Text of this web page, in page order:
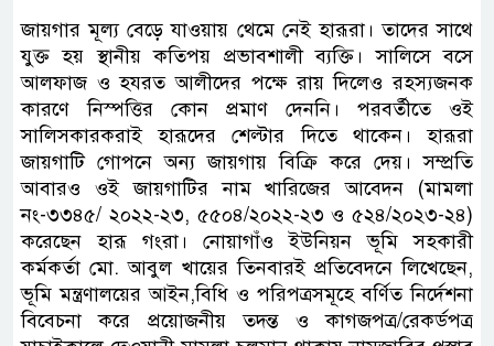
জায়গার মূল্য বেড়ে যাওয়ায় থেমে নেই হারূরা। তাদের সাথে
যুক্ত হয় স্থানীয় কতিপয় প্রভাবশালী ব্যক্তি। সালিসে বসে
আলফাজ ও হযরত আলীদের পক্ষে রায় দিলেও রহস্যজনক
কারণে নিস্পত্তির কোন প্রমাণ দেননি। পরবর্তীতে ওই
সালিসকারকরাই হারূদের শেল্টার দিতে থাকেন। হারূরা
জায়গাটি গোপনে অন্য জায়গায় বিক্রি করে দেয়। সম্প্রতি
আবারও ওই জায়গাটির নাম খারিজের আবেদন (মামলা
নং-৩৩৪৫/ ২০২২-২৩, ৫৫০৪/২০২২-২৩ ও ৫২৪/২০২৩-২৪)
করেছেন হারূ গংরা। নোয়াগাঁও ইউনিয়ন ভূমি সহকারী
কর্মকর্তা মো. আবুল খায়ের তিনবারই প্রতিবেদনে লিখেছেন,
ভূমি মন্ত্রণালয়ের আইন,বিধি ও পরিপত্রসমূহে বর্ণিত নির্দেশনা
বিবেচনা করে প্রয়োজনীয় তদন্ত ও কাগজপত্র/রেকর্ডপত্র